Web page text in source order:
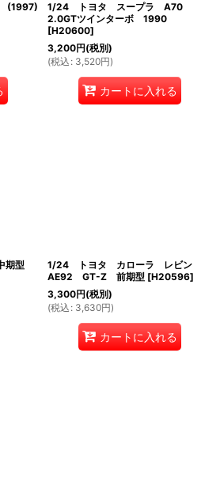
1/24 トヨタ スープラ A70
2.0GTツインターボ 1990
[H20600]
3,200円(税別)
(税込 : 3,520円)
カートに入れる
期型
1/24 トヨタ カローラ レビン
AE92 GT-Z 前期型 [H20596]
3,300円(税別)
(税込 : 3,630円)
カートに入れる